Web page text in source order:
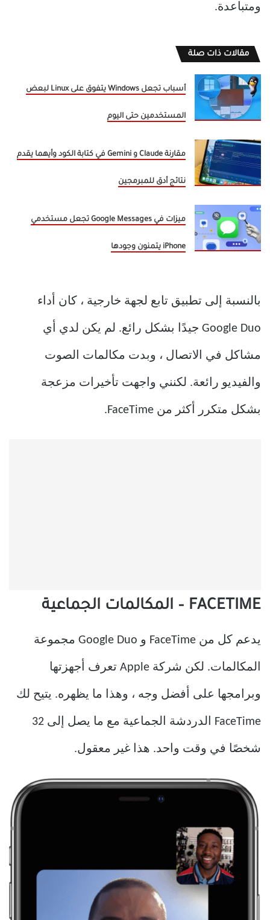
ومتباعدة.
مقالات ذات صلة
أسباب تجعل Windows يتفوق على Linux لبعض
المستخدمين حتى اليوم
مقارنة Claude و Gemini في كتابة الكود وأيهما يقدم
نتائج أدق للمبرمجين
ميزات في Google Messages تجعل مستخدمي
iPhone يتمنون وجودها
بالنسبة إلى تطبيق تابع لجهة خارجية ، كان أداء
Google Duo جيدًا بشكل رائع. لم يكن لدي أي
مشاكل في الاتصال ، وبدت مكالمات الصوت
والفيديو رائعة. لكنني واجهت تأخيرات مزعجة
بشكل متكرر أكثر من FaceTime.
FACETIME – المكالمات الجماعية
يدعم كل من FaceTime و Google Duo مجموعة
المكالمات. لكن شركة Apple تعرف أجهزتها
وبرامجها على أفضل وجه ، وهذا ما يظهره. يتيح لك
FaceTime الدردشة الجماعية مع ما يصل إلى 32
شخصًا في وقت واحد. هذا غير معقول.